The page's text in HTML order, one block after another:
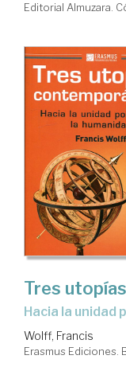
Editorial Almuzara.
Tres
hacia la
Wolff, Francis
Erasmus Ediciones.